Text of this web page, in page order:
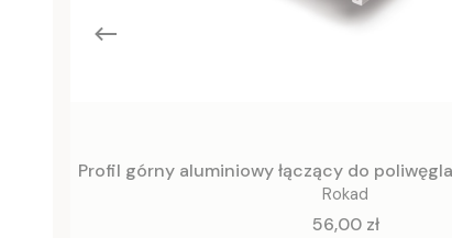
Profil górny aluminiowy łączący do
Rokad
Cena
56,00 zł